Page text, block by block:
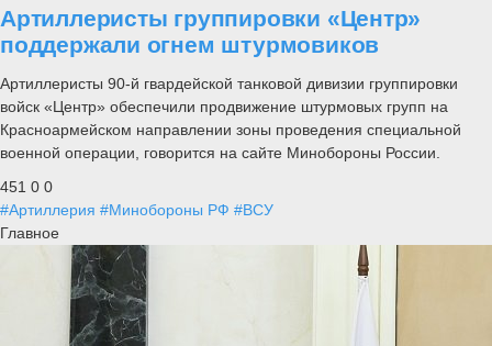
Артиллеристы группировки «Центр»
поддержали огнем штурмовиков
Артиллеристы 90-й гвардейской танковой дивизии группировки
войск «Центр» обеспечили продвижение штурмовых групп на
Красноармейском направлении зоны проведения специальной
военной операции, говорится на сайте Минобороны России.
451 0 0
#Артиллерия #Минобороны РФ #ВСУ
Главное